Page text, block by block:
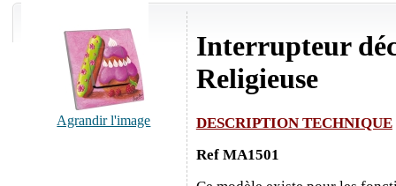
Agrandir l'image
Interrupteur
Religieuse
DESCRIPTION TECHNIQUE
Ref MA1501